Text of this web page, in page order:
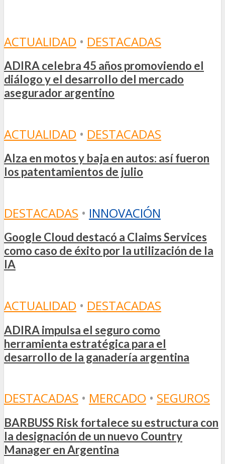
ACTUALIDAD • DESTACADAS
ADIRA celebra 45 años promoviendo el
diálogo y el desarrollo del mercado
asegurador argentino
ACTUALIDAD • DESTACADAS
Alza en motos y baja en autos: así fueron
los patentamientos de julio
DESTACADAS • INNOVACIÓN
Google Cloud destacó a Claims Services
como caso de éxito por la utilización de la
IA
ACTUALIDAD • DESTACADAS
ADIRA impulsa el seguro como
herramienta estratégica para el
desarrollo de la ganadería argentina
DESTACADAS • MERCADO • SEGUROS
BARBUSS Risk fortalece su estructura con
la designación de un nuevo Country
Manager en Argentina